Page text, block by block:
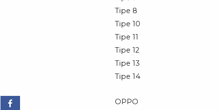
Tipe 8
Tipe 10
Tipe 11
Tipe 12
Tipe 13
Tipe 14
OPPO